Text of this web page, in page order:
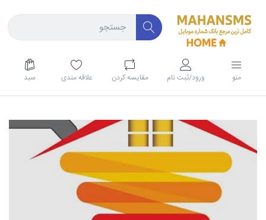
منو ورود/ثبت نام مقايسه كردن علاقه مندی سبد